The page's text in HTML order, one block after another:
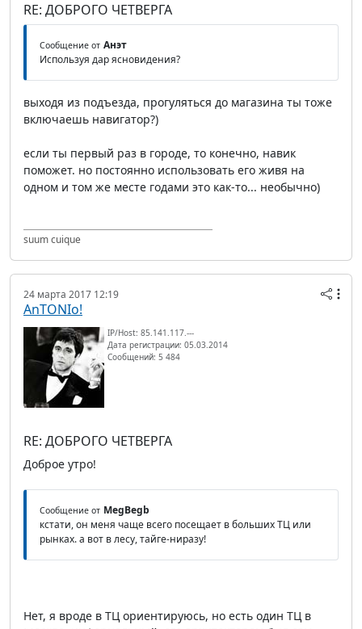
RE: ДОБРОГО ЧЕТВЕРГА
Сообщение от Анэт
Используя дар ясновидения?
выходя из подъезда, прогуляться до магазина ты тоже
включаешь навигатор?)
если ты первый раз в городе, то конечно, навик
поможет. но постоянно использовать его живя на
одном и том же месте годами это как-то... необычно)
suum cuique
24 марта 2017 12:19
AnTONIo!
IP/Host: 85.141.117.---
Дата регистрации: 05.03.2014
Сообщений: 5 484
RE: ДОБРОГО ЧЕТВЕРГА
Доброе утро!
Сообщение от MegBegb
кстати, он меня чаще всего посещает в больших ТЦ или
рынках. а вот в лесу, тайге-ниразу!
Нет, я вроде в ТЦ ориентируюсь, но есть один ТЦ в